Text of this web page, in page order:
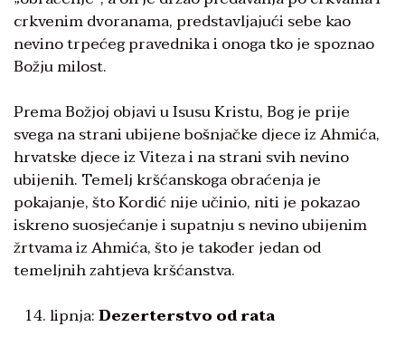
crkvenim dvoranama, predstavljajući sebe kao
nevino trpećeg pravednika i onoga tko je spoznao
Božju milost.
Prema Božjoj objavi u Isusu Kristu, Bog je prije
svega na strani ubijene bošnjačke djece iz Ahmića,
hrvatske djece iz Viteza i na strani svih nevino
ubijenih. Temelj kršćanskoga obraćenja je
pokajanje, što Kordić nije učinio, niti je pokazao
iskreno suosjećanje i supatnju s nevino ubijenim
žrtvama iz Ahmića, što je također jedan od
temeljnih zahtjeva kršćanstva.
lipnja:Dezerterstvo od rata